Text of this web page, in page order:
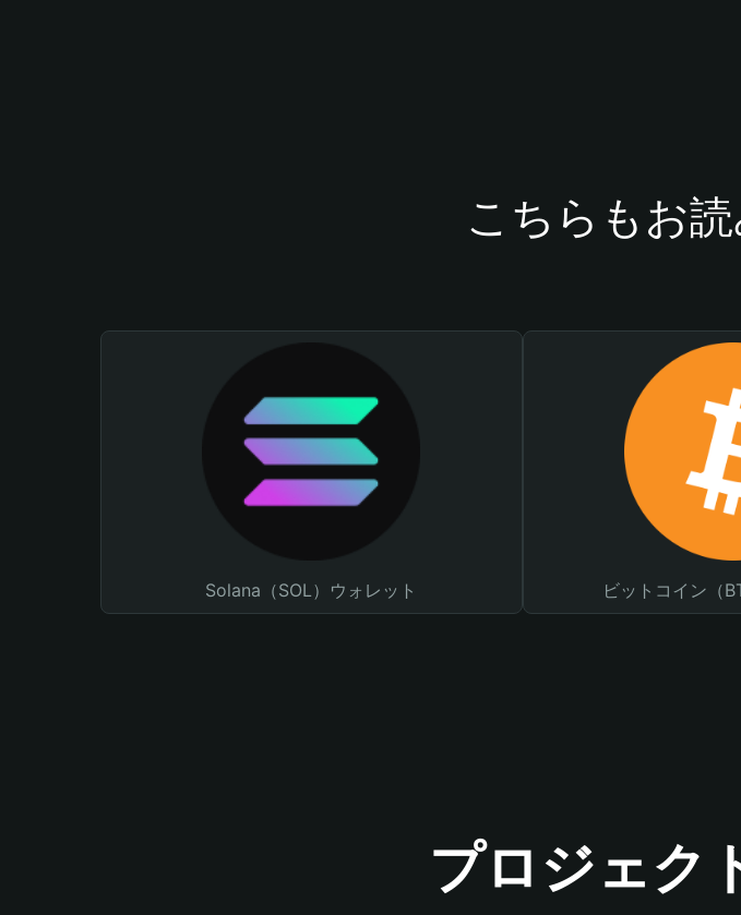
こちらもお読
Solana（SOL）ウォレット ビットコイン（
プロジェク